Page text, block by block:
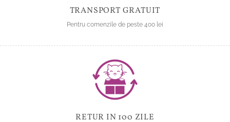
TRANSPORT GRATUIT
Pentru comenzile de peste 400 lei
RETUR IN 100 ZILE